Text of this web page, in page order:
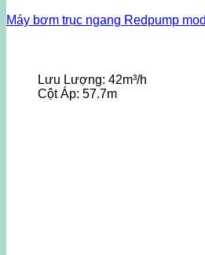
Máy bơm trục ngang Redpump
Lưu Lượng: 42m³/h
Cột Áp: 57.7m